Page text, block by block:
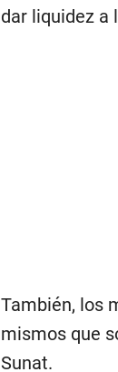
dar liquidez a
También, los
mismos que
Sunat.